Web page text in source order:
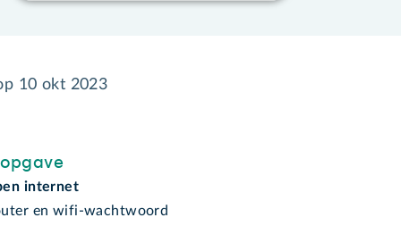
10 okt 2023
internet
en wifi-wachtwoord